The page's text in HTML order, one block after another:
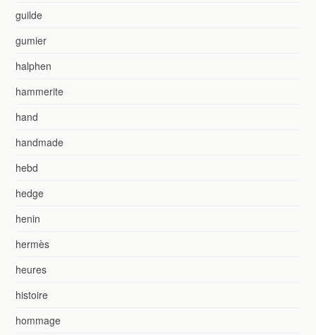
guilde
gumier
halphen
hammerite
hand
handmade
hebd
hedge
henin
hermès
heures
histoire
hommage